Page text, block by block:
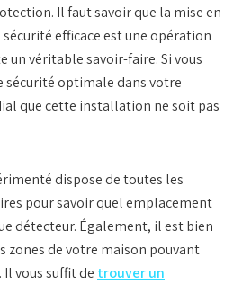
Il faut savoir que la mise en
sécurité efficace est une opération
un véritable savoir-faire. Si vous
sécurité optimale dans votre
que cette installation ne soit pas
dispose de toutes les
pour savoir quel emplacement
détecteur. Également, il est bien
zones de votre maison pouvant
vous suffit de trouver un